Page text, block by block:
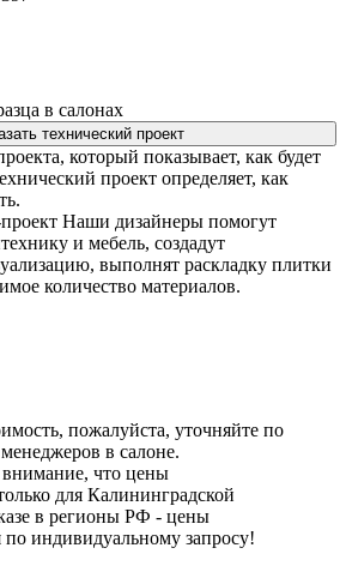
в салонах
технический проект
который показывает, как будет
проект определяет, как
Наши дизайнеры помогут
и мебель, создадут
выполнят раскладку плитки
количество материалов.
пожалуйста, уточняйте по
в салоне.
что цены
для Калининградской
в регионы РФ - цены
по индивидуальному запросу!